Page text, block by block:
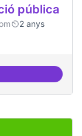
pública
2 anys
de l'administració